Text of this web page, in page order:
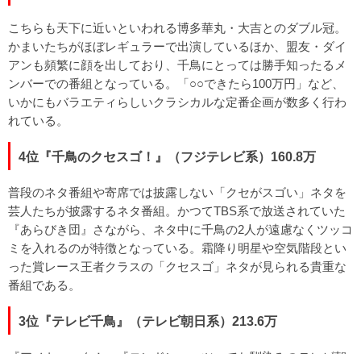
こちらも天下に近いといわれる博多華丸・大吉とのダブル冠。
かまいたちがほぼレギュラーで出演しているほか、盟友・ダイ
アンも頻繁に顔を出しており、千鳥にとっては勝手知ったるメ
ンバーでの番組となっている。「○○できたら100万円」など、
いかにもバラエティらしいクラシカルな定番企画が数多く行わ
れている。
4位『千鳥のクセスゴ！』（フジテレビ系）160.8万
普段のネタ番組や寄席では披露しない「クセがスゴい」ネタを
芸人たちが披露するネタ番組。かつてTBS系で放送されていた
『あらびき団』さながら、ネタ中に千鳥の2人が遠慮なくツッコ
ミを入れるのが特徴となっている。霜降り明星や空気階段とい
った賞レース王者クラスの「クセスゴ」ネタが見られる貴重な
番組である。
3位『テレビ千鳥』（テレビ朝日系）213.6万